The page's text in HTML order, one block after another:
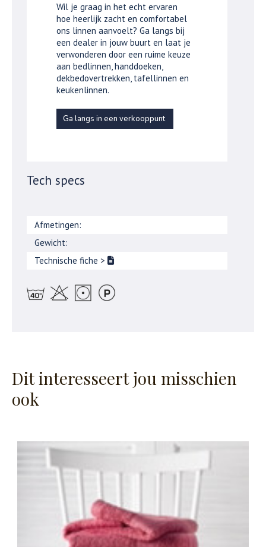
Wil je graag in het echt ervaren
hoe heerlijk zacht en comfortabel
ons linnen aanvoelt? Ga langs bij
een dealer in jouw buurt en laat je
verwonderen door een ruime keuze
aan bedlinnen, handdoeken,
dekbedovertrekken, tafellinnen en
keukenlinnen.
Ga langs in een verkooppunt
Tech specs
Afmetingen:
Gewicht:
Technische fiche >
Dit interesseert jou misschien
ook